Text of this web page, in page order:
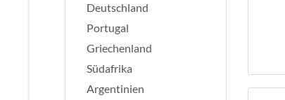
Deutschland
Portugal
Griechenland
Südafrika
Argentinien